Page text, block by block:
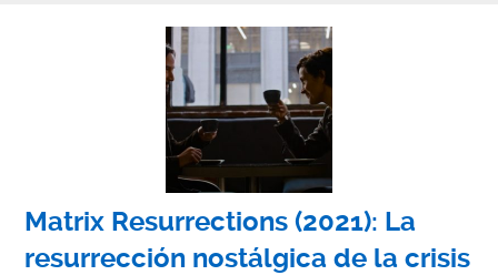
Matrix Resurrections (2021): La
resurrección nostálgica de la crisis